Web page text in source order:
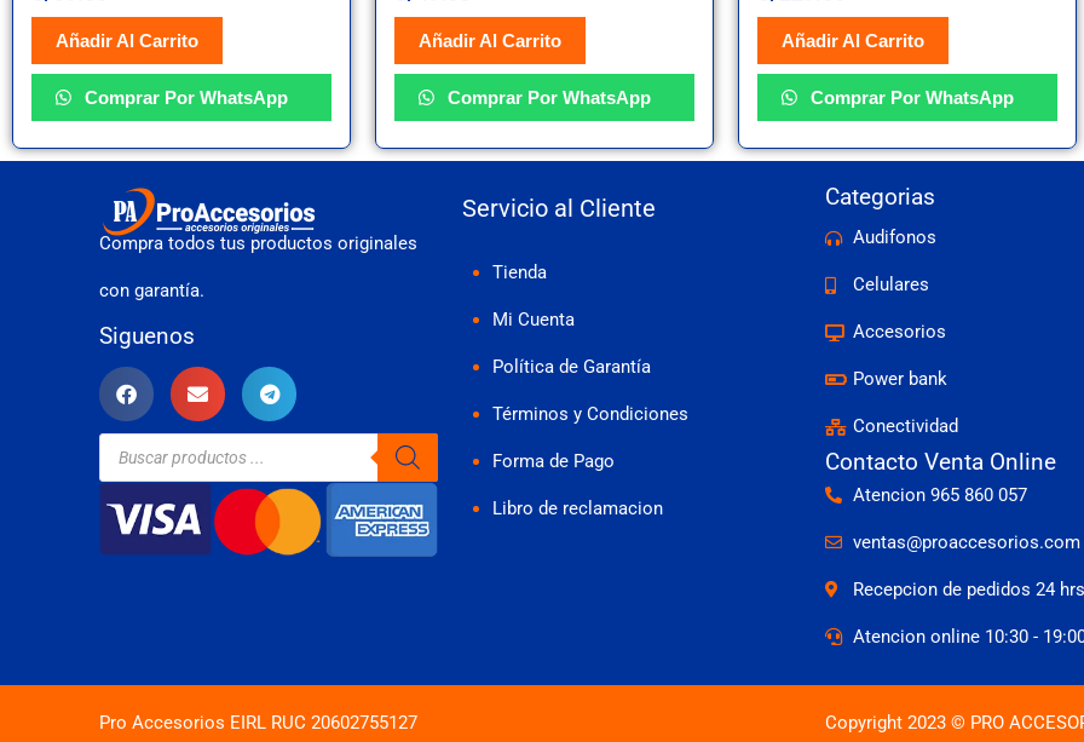
Añadir Al Carrito
Comprar Por WhatsApp
Añadir Al Carrito
Comprar Por WhatsApp
Añadir Al Carrito
Comprar Por WhatsApp
Compra todos tus productos originales
con garantía.
Siguenos
Búsqueda
productos
Servicio al Cliente
Tienda
Mi Cuenta
Política de Garantía
Términos y Condiciones
Forma de Pago
Libro de reclamacion
Categorias
Audifonos
Celulares
Accesorios
Power bank
Conectividad
Contacto Venta Online
Atencion 965 860 057
ventas@proaccesorios.com
Recepcion de pedidos 24 hrs
Atencion online 10:30 -
Pro Accesorios EIRL RUC 20602755127 Copyright 2023 © PRO